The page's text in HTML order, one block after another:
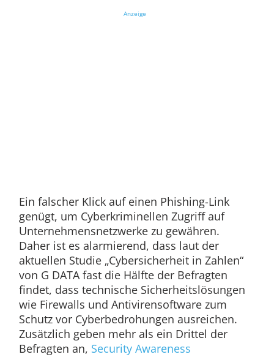
Anzeige
Ein falscher Klick auf einen Phishing-Link
genügt, um Cyberkriminellen Zugriff auf
Unternehmensnetzwerke zu gewähren.
Daher ist es alarmierend, dass laut der
aktuellen Studie „Cybersicherheit in Zahlen“
von G DATA fast die Hälfte der Befragten
findet, dass technische Sicherheitslösungen
wie Firewalls und Antivirensoftware zum
Schutz vor Cyberbedrohungen ausreichen.
Zusätzlich geben mehr als ein Drittel der
Befragten an, Security Awareness